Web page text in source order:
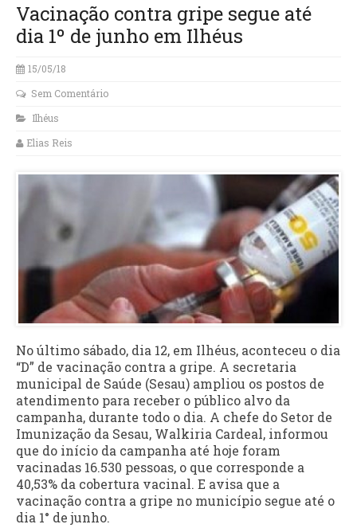
Vacinação contra gripe segue até
dia 1º de junho em Ilhéus
15/05/18
Sem Comentário
Ilhéus
Elias Reis
No último sábado, dia 12, em Ilhéus, aconteceu o dia
“D” de vacinação contra a gripe. A secretaria
municipal de Saúde (Sesau) ampliou os postos de
atendimento para receber o público alvo da
campanha, durante todo o dia. A chefe do Setor de
Imunização da Sesau, Walkiria Cardeal, informou
que do início da campanha até hoje foram
vacinadas 16.530 pessoas, o que corresponde a
40,53% da cobertura vacinal. E avisa que a
vacinação contra a gripe no município segue até o
dia 1° de junho.